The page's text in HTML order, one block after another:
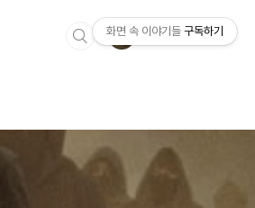
화면 속 이야기들 구독하기